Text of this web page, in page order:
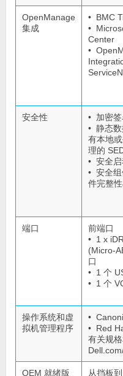
OpenManage
集成
• BMC
•
Center
•
安全性
• 加密
• 静态
有本地
理的 SED
• 安全启
• 安全
件完整性
端口
前端口
• 1 x
(Micro-
口
• 1 个
• 1 个
操作系统和虚
拟机管理程序
•
• Red
有关规
OEM 就绪版
从挡板